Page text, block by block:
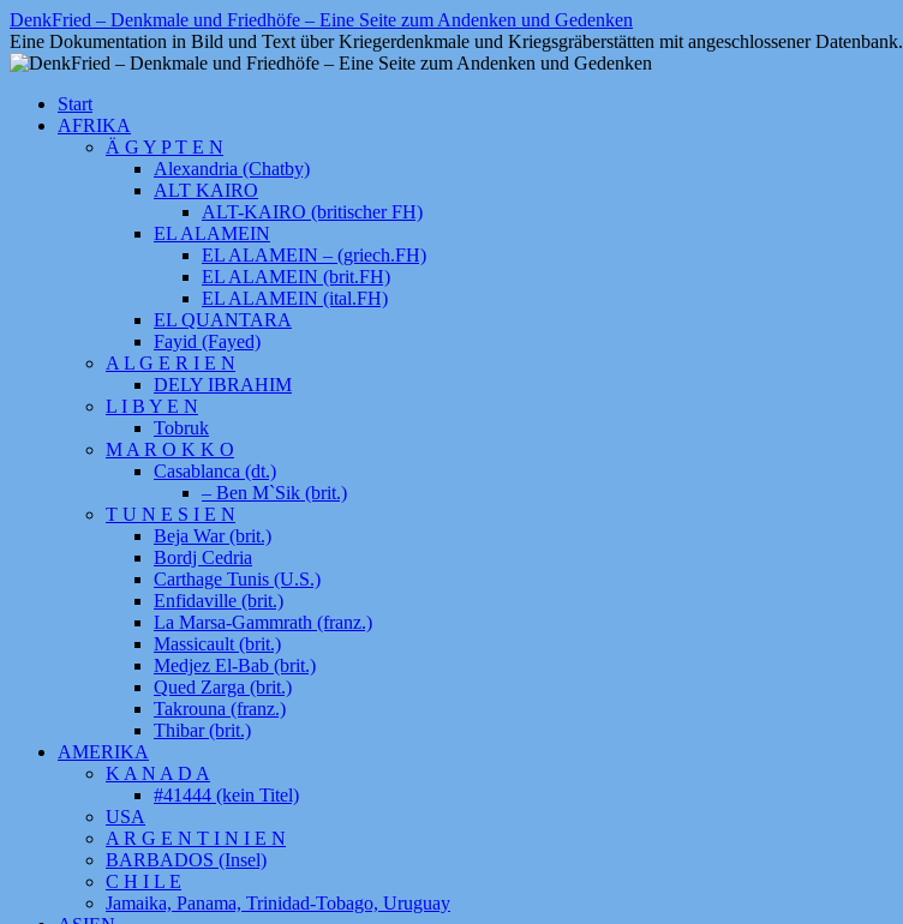
Zum
Inhalt
springen
DenkFried – Denkmale und Friedhöfe – Eine Seite zum Andenken und Gedenken
Eine Dokumentation in Bild und Text über Kriegerdenkmale und Kriegsgräberstätten mit angeschlossener Datenbank.
Start
AFRIKA
Ä G Y P T E N
Alexandria (Chatby)
ALT KAIRO
ALT-KAIRO (britischer FH)
EL ALAMEIN
EL ALAMEIN – (griech.FH)
EL ALAMEIN (brit.FH)
EL ALAMEIN (ital.FH)
EL QUANTARA
Fayid (Fayed)
A L G E R I E N
DELY IBRAHIM
L I B Y E N
Tobruk
M A R O K K O
Casablanca (dt.)
– Ben M`Sik (brit.)
T U N E S I E N
Beja War (brit.)
Bordj Cedria
Carthage Tunis (U.S.)
Enfidaville (brit.)
La Marsa-Gammrath (franz.)
Massicault (brit.)
Medjez El-Bab (brit.)
Qued Zarga (brit.)
Takrouna (franz.)
Thibar (brit.)
AMERIKA
K A N A D A
#41444 (kein Titel)
USA
A R G E N T I N I E N
BARBADOS (Insel)
C H I L E
Jamaika, Panama, Trinidad-Tobago, Uruguay